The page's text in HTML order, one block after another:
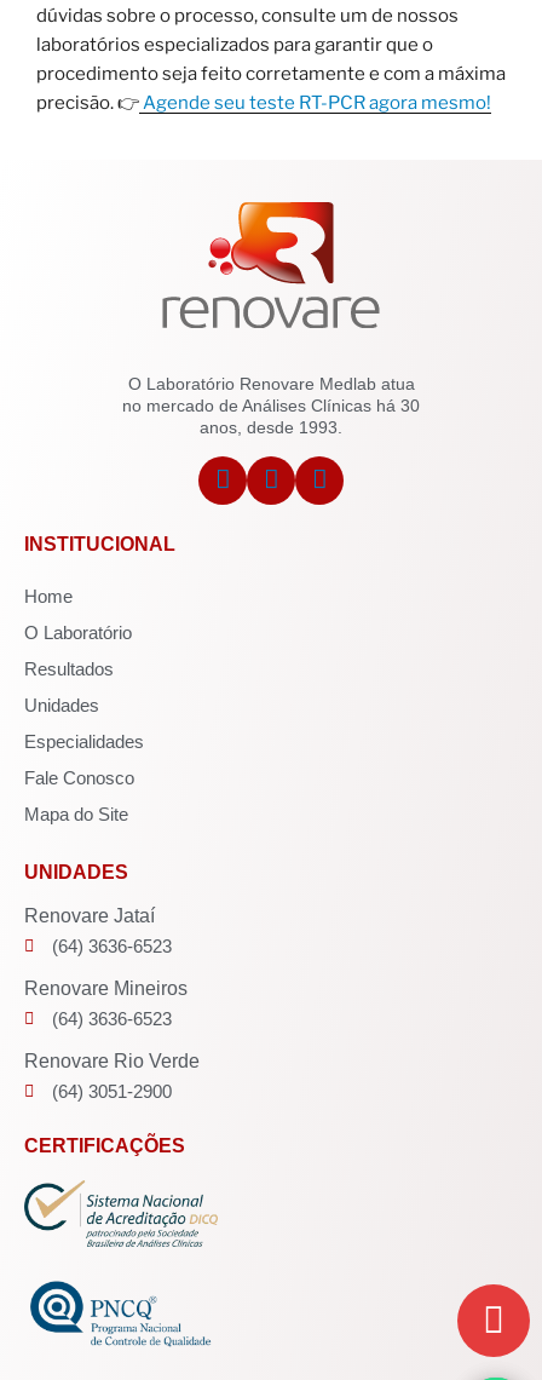
dúvidas sobre o processo, consulte um de nossos
laboratórios especializados para garantir que o
procedimento seja feito corretamente e com a máxima
precisão. 👉Agende seu teste RT-PCR agora mesmo!
O Laboratório Renovare Medlab atua
no mercado de Análises Clínicas há 30
anos, desde 1993.
INSTITUCIONAL
Home
O Laboratório
Resultados
Unidades
Especialidades
Fale Conosco
Mapa do Site
UNIDADES
Renovare Jataí
(64) 3636-6523
Renovare Mineiros
(64) 3636-6523
Renovare Rio Verde
(64) 3051-2900
CERTIFICAÇÕES